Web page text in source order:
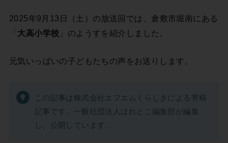
2025年9月13日（土）の放送回では、倉敷市堀南にある
「大高小学校 」のようすを紹介しました。
元気いっぱいの子どもたちの声をお送りします。
この記事は株式会社エフエムくらしきによる寄稿
記事です。一般社団法人はれとこ編集部が編集
し、公開しています。